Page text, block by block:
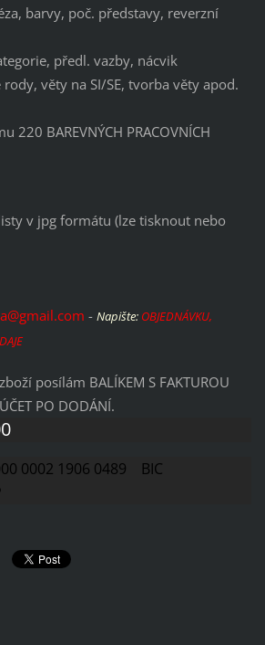
barvy, poč. představy, reverzní
předl. vazby, nácvik
věty na SI/SE, tvorba věty apod.
220 BAREVNÝCH PRACOVNÍCH
v jpg formátu (lze tisknout nebo
- Napište: OBJEDNÁVKU,
posílám BALÍKEM S FAKTUROU
PO DODÁNÍ.
0002 1906 0489 BIC